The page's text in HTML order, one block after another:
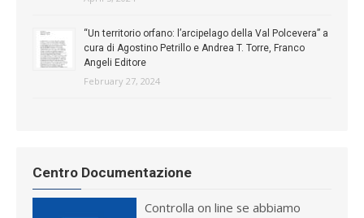
“Un territorio orfano: l’arcipelago della Val Polcevera” a
cura di Agostino Petrillo e Andrea T. Torre, Franco
Angeli Editore
February 27, 2024
Centro Documentazione
Controlla on line se abbiamo